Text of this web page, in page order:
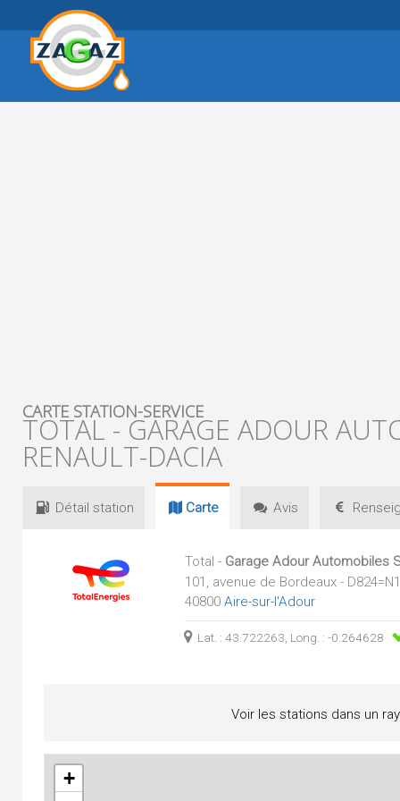
CARTE STATION-SERVICE
TOTAL - GARAGE ADOUR
RENAULT-DACIA
Détail station Carte Avis
Total - Garage Adour Automobiles
101, avenue de Bordeaux -
40800 Aire-sur-l'Adour
Lat. : 43.722263, Long. : -0.264628
Voir les stations dans un
+